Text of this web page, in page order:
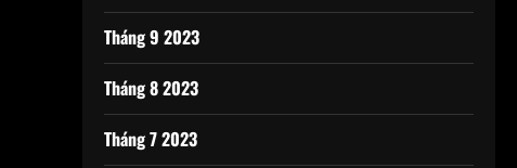
Tháng 9 2023
Tháng 8 2023
Tháng 7 2023